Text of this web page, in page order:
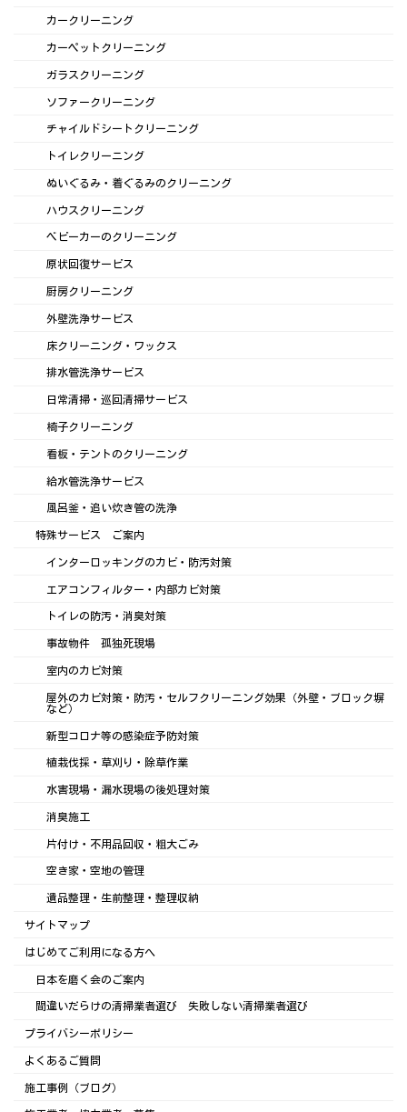
カークリーニング
カーペットクリーニング
ガラスクリーニング
ソファークリーニング
チャイルドシートクリーニング
トイレクリーニング
ぬいぐるみ・着ぐるみのクリーニング
ハウスクリーニング
ベビーカーのクリーニング
原状回復サービス
厨房クリーニング
外壁洗浄サービス
床クリーニング・ワックス
排水管洗浄サービス
日常清掃・巡回清掃サービス
椅子クリーニング
看板・テントのクリーニング
給水管洗浄サービス
風呂釜・追い炊き管の洗浄
特殊サービス ご案内
インターロッキングのカビ・防汚対策
エアコンフィルター・内部カビ対策
トイレの防汚・消臭対策
事故物件 孤独死現場
室内のカビ対策
屋外のカビ対策・防汚・セルフクリーニング効果（外壁・ブロック塀
など）
新型コロナ等の感染症予防対策
植栽伐採・草刈り・除草作業
水害現場・漏水現場の後処理対策
消臭施工
片付け・不用品回収・粗大ごみ
空き家・空地の管理
遺品整理・生前整理・整理収納
サイトマップ
はじめてご利用になる方へ
日本を磨く会のご案内
間違いだらけの清掃業者選び 失敗しない清掃業者選び
プライバシーポリシー
よくあるご質問
施工事例（ブログ）